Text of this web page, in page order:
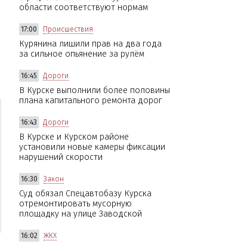
области соответствуют нормам
17:00 Происшествия
Курянина лишили прав на два года
за сильное опьянение за рулём
16:45 Дороги
В Курске выполнили более половины
плана капитального ремонта дорог
16:43 Дороги
В Курске и Курском районе
установили новые камеры фиксации
нарушений скорости
16:30 Закон
Суд обязал Спецавтобазу Курска
отремонтировать мусорную
площадку на улице Заводской
16:02 ЖКХ